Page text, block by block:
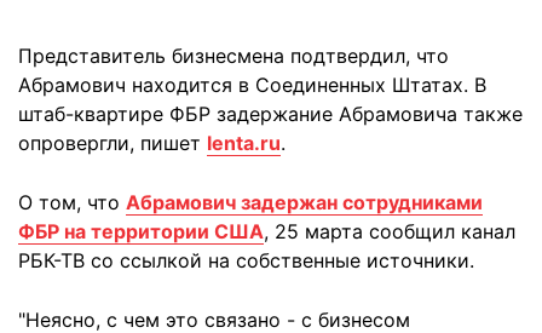
Представитель бизнесмена подтвердил, что
Абрамович находится в Соединенных Штатах. В
штаб-квартире ФБР задержание Абрамовича также
опровергли, пишет lenta.ru.
О том, что Абрамович задержан сотрудниками
ФБР на территории США, 25 марта сообщил канал
РБК-ТВ со ссылкой на собственные источники.
"Неясно, с чем это связано - с бизнесом